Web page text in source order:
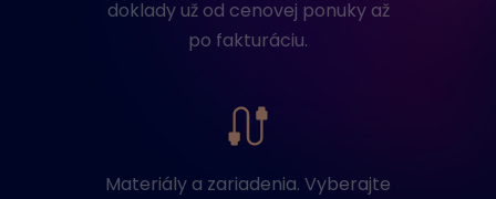
doklady už od cenovej ponuky až
po fakturáciu.
Materiály a zariadenia. Vyberajte